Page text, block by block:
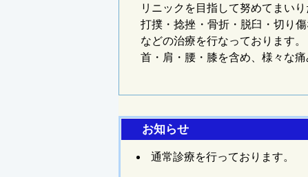
リニックを目指して努めてまい
打撲・捻挫・骨折・脱臼・切り
などの治療を行なっております。
首・肩・腰・膝を含め、様々な
お知らせ
通常診療を行っております。